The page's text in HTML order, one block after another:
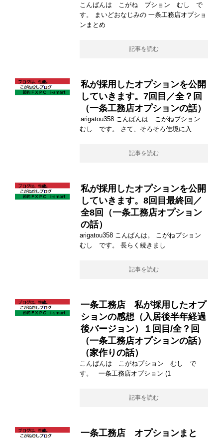
こんばんは こがね プション むし で
す。 まいどおなじみの 一条工務店オプショ
ンまとめ
記事を読む
私が採用したオプションを公開
していきます。7回目／全？回
（一条工務店オプションの話）
arigatou358 こんばんは こがねプション
むし です。 さて、そろそろ佳境に入
記事を読む
私が採用したオプションを公開
していきます。8回目最終回／
全8回（一条工務店オプション
の話）
arigatou358 こんばんは。 こがねプション
むし です。 長らく続きまし
記事を読む
一条工務店 私が採用したオプ
ションの感想（入居後半年経過
後バージョン）１回目/全？回
（一条工務店オプションの話）
（家作りの話）
こんばんは こがねプション むし で
す。 一条工務店オプション (1
記事を読む
一条工務店 オプションまと